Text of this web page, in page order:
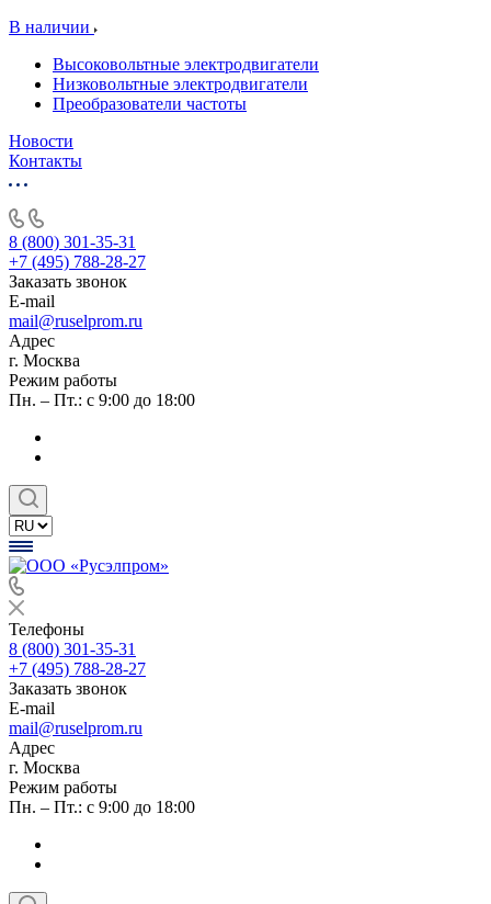
В наличии
Высоковольтные электродвигатели
Низковольтные электродвигатели
Преобразователи частоты
Новости
Контакты
8 (800) 301-35-31
+7 (495) 788-28-27
Заказать звонок
E-mail
mail@ruselprom.ru
Адрес
г. Москва
Режим работы
Пн. – Пт.: с 9:00 до 18:00
Телефоны
8 (800) 301-35-31
+7 (495) 788-28-27
Заказать звонок
E-mail
mail@ruselprom.ru
Адрес
г. Москва
Режим работы
Пн. – Пт.: с 9:00 до 18:00